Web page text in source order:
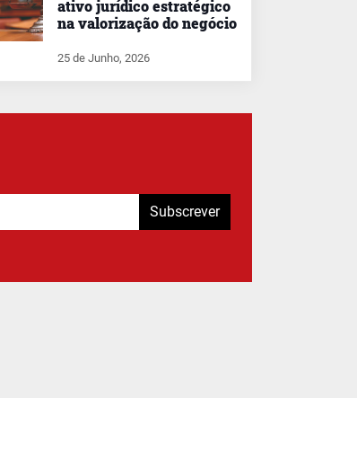
ativo jurídico estratégico
na valorização do negócio
25 de Junho, 2026
Subscrever